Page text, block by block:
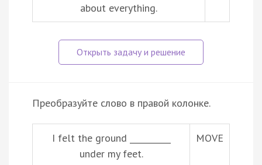
about everything.
Преобразуйте слово в правой колонке.
I felt the ground __________
under my feet.
MOVE